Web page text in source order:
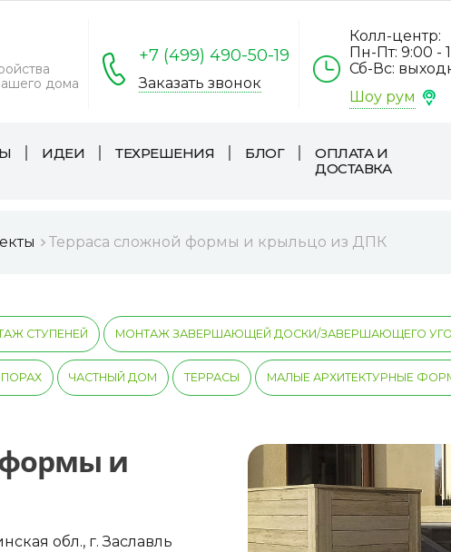
дома
+7 (499) 490-50-19
Заказать звонок
Колл-центр:
Пн-Пт: 9:00 -
Сб-Вс:
Шоу рум
ИДЕИ ТЕХРЕШЕНИЯ БЛОГ
ОПЛАТА И
ДОСТАВКА
Терраса сложной формы и крыльцо из ДПК
СТУПЕНЕЙ МОНТАЖ ЗАВЕРШАЮЩЕЙ ДОСКИ/ЗАВЕРШАЮЩЕГО
ЧАСТНЫЙ ДОМ ТЕРРАСЫ МАЛЫЕ АРХИТЕКТУРНЫЕ
формы и
обл., г. Заславль